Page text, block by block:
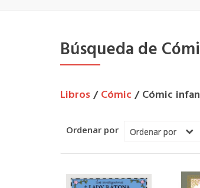
Búsqueda de
Libros/Cómic / Cómic
Ordenar por